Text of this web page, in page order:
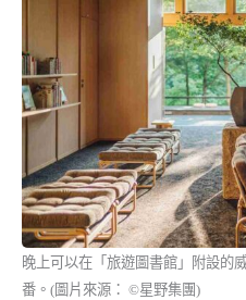
晚上可以在「旅遊圖書館」附設的
番。(圖片來源： ©星野集團)